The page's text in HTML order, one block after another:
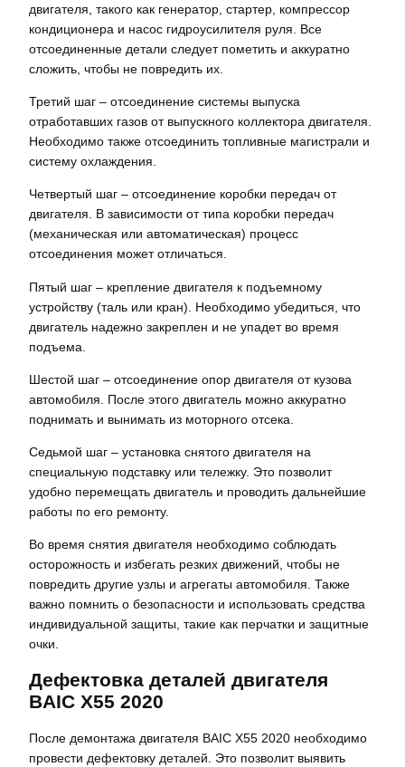
двигателя, такого как генератор, стартер, компрессор
кондиционера и насос гидроусилителя руля. Все
отсоединенные детали следует пометить и аккуратно
сложить, чтобы не повредить их.
Третий шаг – отсоединение системы выпуска
отработавших газов от выпускного коллектора двигателя.
Необходимо также отсоединить топливные магистрали и
систему охлаждения.
Четвертый шаг – отсоединение коробки передач от
двигателя. В зависимости от типа коробки передач
(механическая или автоматическая) процесс
отсоединения может отличаться.
Пятый шаг – крепление двигателя к подъемному
устройству (таль или кран). Необходимо убедиться, что
двигатель надежно закреплен и не упадет во время
подъема.
Шестой шаг – отсоединение опор двигателя от кузова
автомобиля. После этого двигатель можно аккуратно
поднимать и вынимать из моторного отсека.
Седьмой шаг – установка снятого двигателя на
специальную подставку или тележку. Это позволит
удобно перемещать двигатель и проводить дальнейшие
работы по его ремонту.
Во время снятия двигателя необходимо соблюдать
осторожность и избегать резких движений, чтобы не
повредить другие узлы и агрегаты автомобиля. Также
важно помнить о безопасности и использовать средства
индивидуальной защиты, такие как перчатки и защитные
очки.
Дефектовка деталей двигателя
BAIC X55 2020
После демонтажа двигателя BAIC X55 2020 необходимо
провести дефектовку деталей. Это позволит выявить